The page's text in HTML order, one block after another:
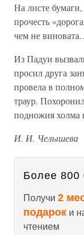
На листе
прочесть
чем не
Из Падуи
просил друга
провела в
траур.
подножия холма
И. И. Челышева
Более 800
Получи 2
подарок и
чтением